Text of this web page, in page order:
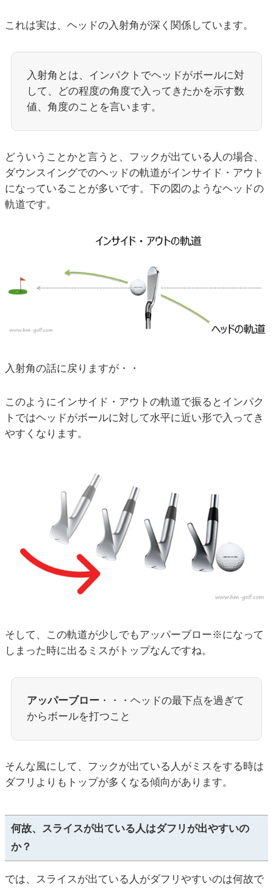
これは実は、ヘッドの入射角が深く関係しています。
入射角とは、インパクトでヘッドがボールに対
して、どの程度の角度で入ってきたかを示す数
値、角度のことを言います。
どういうことかと言うと、フックが出ている人の場合、
ダウンスイングでのヘッドの軌道がインサイド・アウト
になっていることが多いです。下の図のようなヘッドの
軌道です。
入射角の話に戻りますが・・
このようにインサイド・アウトの軌道で振るとインパク
トではヘッドがボールに対して水平に近い形で入ってき
やすくなります。
そして、この軌道が少しでもアッパーブロー※になって
しまった時に出るミスがトップなんですね。
アッパーブロー ・・・ヘッドの最下点を過ぎて
からボールを打つこと
そんな風にして、フックが出ている人がミスをする時は
ダフリよりもトップが多くなる傾向があります。
何故、スライスが出ている人はダフリが出やすいの
か？
では、スライスが出ている人がダフリやすいのは何故で